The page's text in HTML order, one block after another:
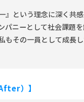
』という理念に深く共
パニーとして社会課題
もその一員として成長
）】